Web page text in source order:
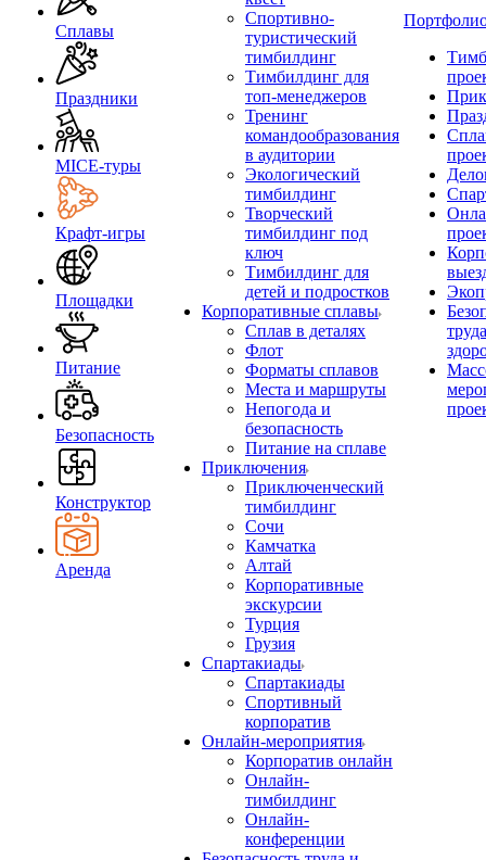
Сплавы
Праздники
MICE‑туры
Крафт-игры
Площадки
Питание
Безопасность
Конструктор
Аренда
Спортивно-
туристический
тимбилдинг
Тимбилдинг для
топ-менеджеров
Тренинг
командообразования
в аудитории
Экологический
тимбилдинг
Творческий
тимбилдинг под
ключ
Тимбилдинг для
детей и подростков
Корпоративные сплавы
Сплав в деталях
Флот
Форматы сплавов
Места и маршруты
Непогода и
безопасность
Питание на сплаве
Приключения
Приключенческий
тимбилдинг
Сочи
Камчатка
Алтай
Корпоративные
экскурсии
Турция
Грузия
Спартакиады
Спартакиады
Спортивный
корпоратив
Онлайн-мероприятия
Корпоратив онлайн
Онлайн-
тимбилдинг
Онлайн-
конференции